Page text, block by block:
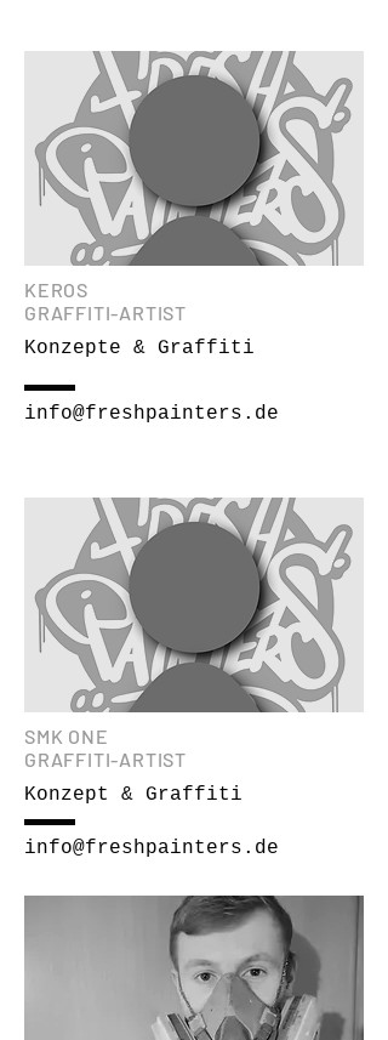
KEROS
GRAFFITI-ARTIST
Konzepte & Graffiti
info@freshpainters.de
SMK ONE
GRAFFITI-ARTIST
Konzept & Graffiti
info@freshpainters.de